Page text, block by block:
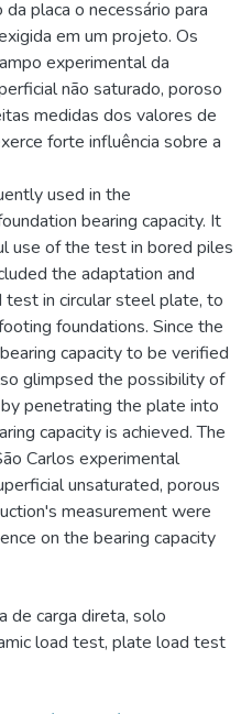
placa o necessário para
em um projeto. Os
experimental da
não saturado, poroso
medidas dos valores de
forte influência sobre a
used in the
bearing capacity. It
use of the test in bored piles
the adaptation and
in circular steel plate, to
foundations. Since the
capacity to be verified
glimpsed the possibility of
penetrating the plate into
capacity is achieved. The
Carlos experimental
unsaturated, porous
measurement were
on the bearing capacity
de carga direta, solo
load test, plate load test